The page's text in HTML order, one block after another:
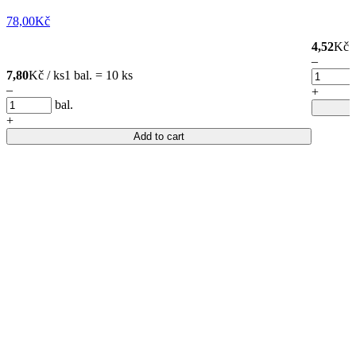
78,00Kč
7,80Kč / ks1 bal. = 10 ks
–
bal.
+
Add to cart
4,52Kč
–
+